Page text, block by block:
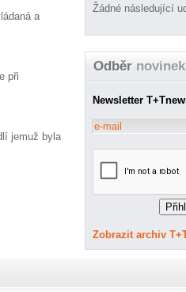
a
při
jemuž byla
Žádné následující
Odběr novinek
Newsletter
Zobrazit archiv